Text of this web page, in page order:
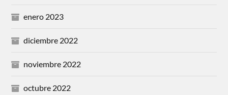
enero 2023
diciembre 2022
noviembre 2022
octubre 2022